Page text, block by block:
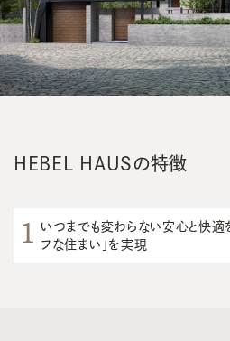
HEBEL HAUSの特徴
いつまでも変わらない安心と快適
フな住まい」を実現